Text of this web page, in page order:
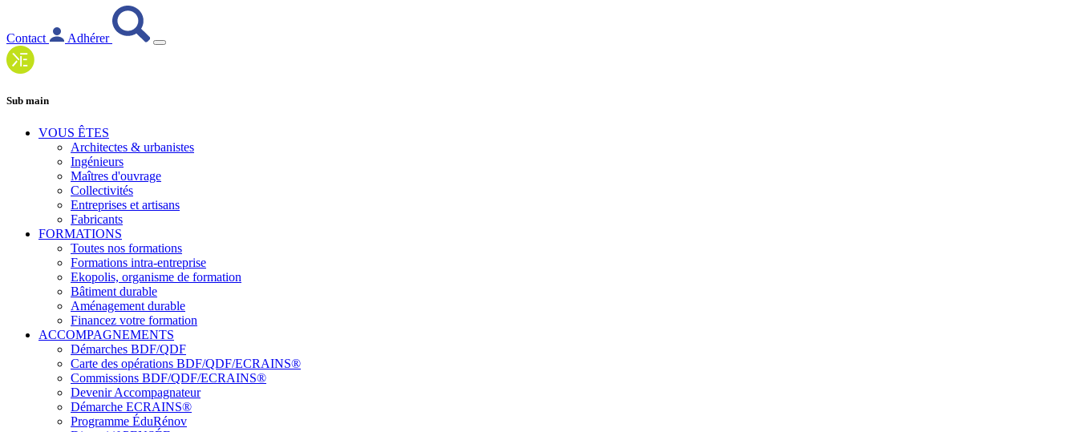
Contact Adhérer
Sub main
VOUS ÊTES
Architectes & urbanistes
Ingénieurs
Maîtres d'ouvrage
Collectivités
Entreprises et artisans
Fabricants
FORMATIONS
Toutes nos formations
Formations intra-entreprise
Ekopolis, organisme de formation
Bâtiment durable
Aménagement durable
Financez votre formation
ACCOMPAGNEMENTS
Démarches BDF/QDF
Carte des opérations BDF/QDF/ECRAINS®
Commissions BDF/QDF/ECRAINS®
Devenir Accompagnateur
Démarche ECRAINS®
Programme ÉduRénov